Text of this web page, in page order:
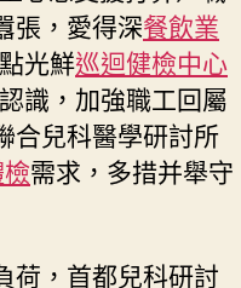
“心
靈
港
灣
秀
傳
醫
檢”〉
張，愛得深餐飲業
光鮮巡迴健檢中心
識，加強職工回屬
兒科醫學研討所
需求，多措并舉守
荷，首都兒科研討